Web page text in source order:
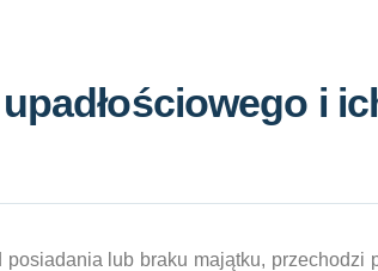
i
lub braku majątku, przechodzi